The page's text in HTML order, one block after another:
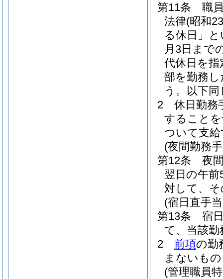
第11条
職
法律(昭和
る休日」
月3日まで
代休日を
部を勤務
う。以下同
2
休日勤務
すること
ついて支
(夜間勤務
第12条
夜
翌日の午
対して、
(宿日直手
第13条
宿
て、当該
2
前項の勤
まないも
(管理職員